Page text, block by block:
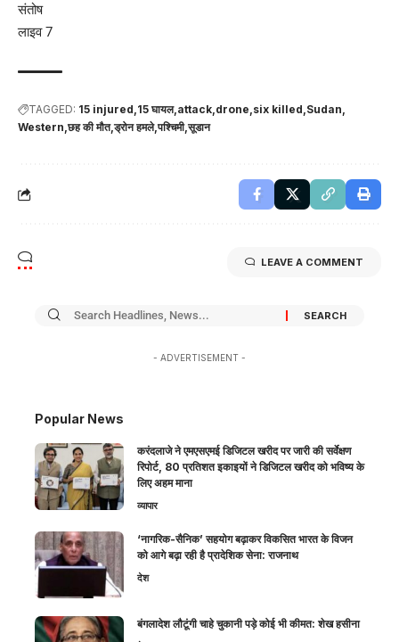
संतोष
लाइव 7
TAGGED: 15 injured 15 घायल attack drone six killed Sudan
Western छह की मौत ड्रोन हमले पश्चिमी सूडान
LEAVE A COMMENT
- ADVERTISEMENT -
Popular News
करंदलाजे ने एमएसएमई डिजिटल खरीद पर जारी की सर्वेक्षण
रिपोर्ट, 80 प्रतिशत इकाइयों ने डिजिटल खरीद को भविष्य के
लिए अहम माना
व्यापार
‘नागरिक-सैनिक’ सहयोग बढ़ाकर विकसित भारत के विजन
को आगे बढ़ा रही है प्रादेशिक सेना: राजनाथ
देश
बंगलादेश लौटूंगी चाहे चुकानी पड़े कोई भी कीमत: शेख हसीना